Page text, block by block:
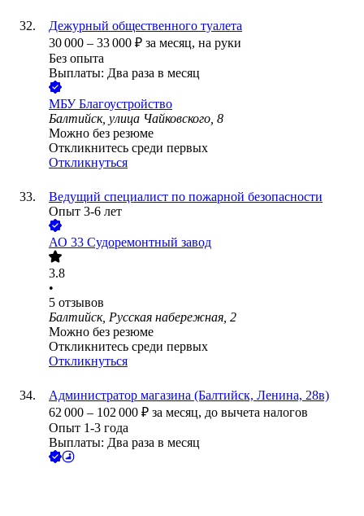
Дежурный общественного туалета
30 000 – 33 000 ₽ за месяц, на руки
Без опыта
Выплаты: Два раза в месяц
МБУ Благоустройство
Балтийск, улица Чайковского, 8
Можно без резюме
Откликнитесь среди первых
Откликнуться
Ведущий специалист по пожарной безопасности
Опыт 3-6 лет
АО 33 Судоремонтный завод
3.8
•
5 отзывов
Балтийск, Русская набережная, 2
Можно без резюме
Откликнитесь среди первых
Откликнуться
Администратор магазина (Балтийск, Ленина, 28в)
62 000 – 102 000 ₽ за месяц, до вычета налогов
Опыт 1-3 года
Выплаты: Два раза в месяц